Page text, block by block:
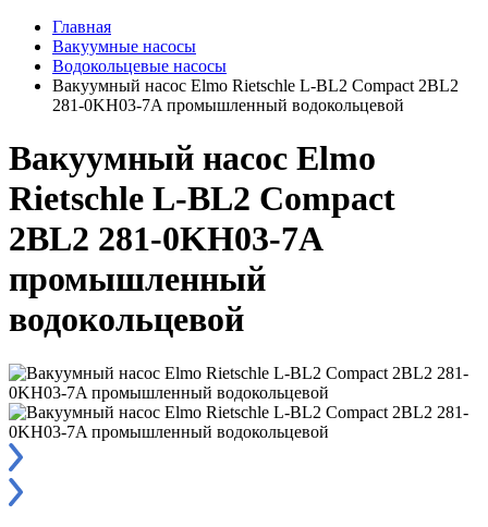
Главная
Вакуумные насосы
Водокольцевые насосы
Вакуумный насос Elmo Rietschle L-BL2 Compact 2BL2
281-0KH03-7A промышленный водокольцевой
Вакуумный насос Elmo
Rietschle L-BL2 Compact
2BL2 281-0KH03-7A
промышленный
водокольцевой